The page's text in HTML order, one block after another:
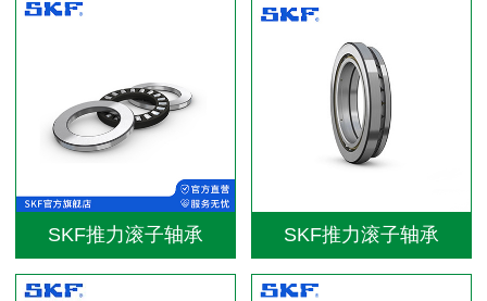
SKF推力滚子轴承 SKF推力滚子轴承